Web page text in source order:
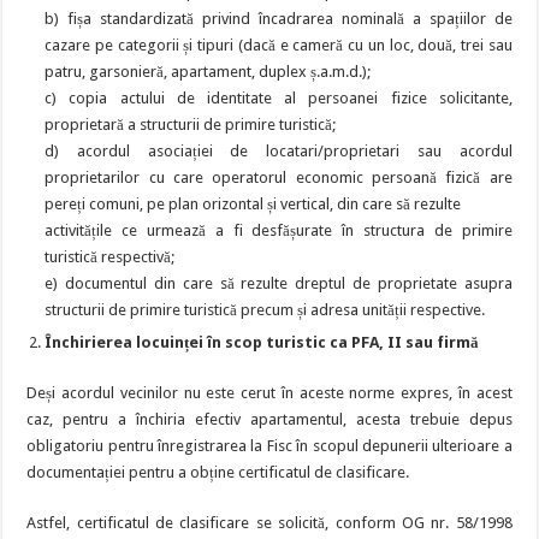
b) fișa standardizată privind încadrarea nominală a spațiilor de
cazare pe categorii și tipuri (dacă e cameră cu un loc, două, trei sau
patru, garsonieră, apartament, duplex ș.a.m.d.);
c) copia actului de identitate al persoanei fizice solicitante,
proprietară a structurii de primire turistică;
d) acordul asociației de locatari/proprietari sau acordul
proprietarilor cu care operatorul economic persoană fizică are
pereți comuni, pe plan orizontal și vertical, din care să rezulte
activitățile ce urmează a fi desfășurate în structura de primire
turistică respectivă;
e) documentul din care să rezulte dreptul de proprietate asupra
structurii de primire turistică precum și adresa unității respective.
Închirierea locuinței în scop turistic ca PFA, II sau firmă
Deși acordul vecinilor nu este cerut în aceste norme expres, în acest
caz, pentru a închiria efectiv apartamentul, acesta trebuie depus
obligatoriu pentru înregistrarea la Fisc în scopul depunerii ulterioare a
documentației pentru a obține certificatul de clasificare.
Astfel, certificatul de clasificare se solicită, conform OG nr. 58/1998